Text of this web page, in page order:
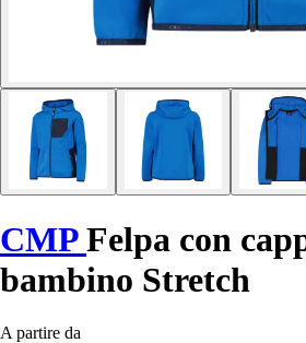
CMPFelpa con
bambino Stretch
A partire da